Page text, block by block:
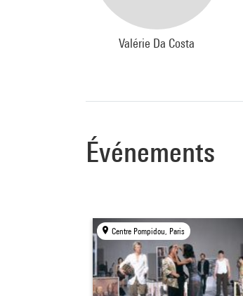
Valérie Da Costa
Événements
Centre Pompidou, Paris